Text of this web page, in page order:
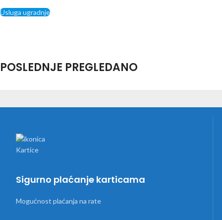
Usluga ugradnje
POSLEDNJE PREGLEDANO
Sigurno plaćanje karticama
Mogućnost plaćanja na rate